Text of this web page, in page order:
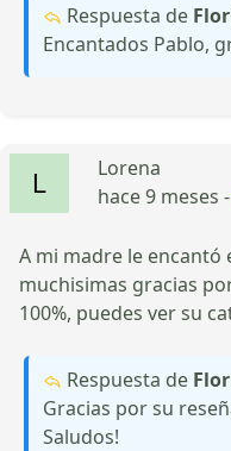
Respuesta de
Encantados Pablo,
Lorena
hace 9 meses -
A mi madre le encantó
muchisimas gracias
100%, puedes ver su
Respuesta de
Gracias por su
Saludos!